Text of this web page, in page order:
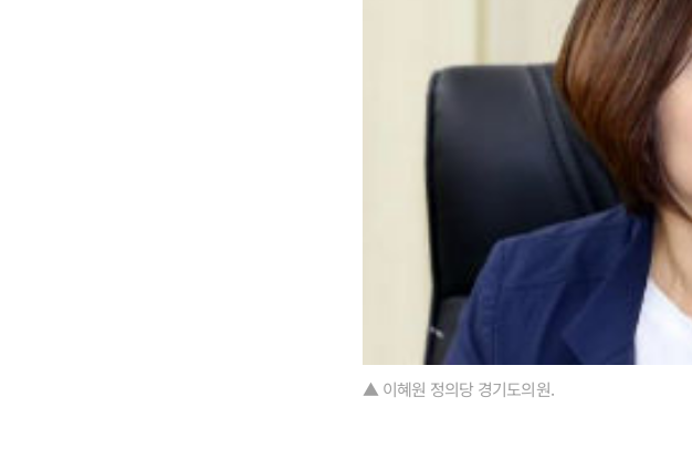
▲ 이혜원 정의당 경기도의원.